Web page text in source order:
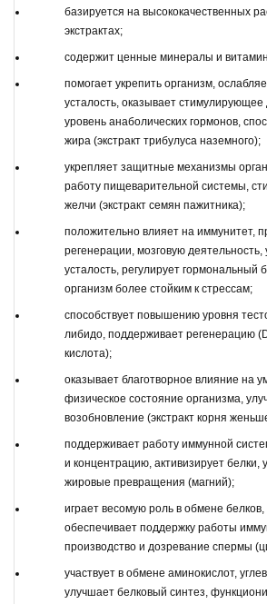
базируется на высококачественных
экстрактах;
содержит ценные минералы и
помогает укрепить организм,
усталость, оказывает
уровень анаболических гормонов,
жира (экстракт трибулуса наземного);
укрепляет защитные механизмы
работу пищеварительной системы,
желчи (экстракт семян пажитника);
положительно влияет на иммунитет,
регенерации, мозговую
усталость, регулирует гормональный
организм более стойким к стрессам;
способствует повышению уровня
либидо, поддерживает регенерацию
кислота);
оказывает благотворное влияние на
физическое состояние организма,
возобновление (экстракт корня
поддерживает работу иммунной
и концентрацию, активизирует белки,
жировые превращения (магний);
играет весомую роль в обмене
обеспечивает поддержку работы
производство и дозревание спермы
участвует в обмене аминокислот,
улучшает белковый синтез,